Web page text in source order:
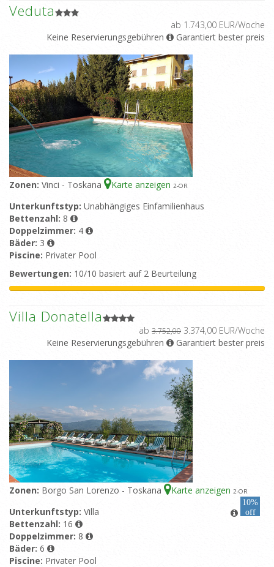
Veduta
ab 1.743,00 EUR/Woche
Keine Reservierungsgebühren
Garantiert bester preis
Zonen: Vinci - Toskana Karte anzeigen 2-OR
Unterkunftstyp: Unabhängiges Einfamilienhaus
Bettenzahl: 8
Doppelzimmer: 4
Bäder: 3
Piscine: Privater Pool
Bewertungen: 10/10 basiert auf 2 Beurteilung
Villa Donatella
ab 3.752,00 3.374,00 EUR/Woche
Keine Reservierungsgebühren
Garantiert bester preis
Zonen: Borgo San Lorenzo - Toskana Karte anzeigen 2-OR
10%
off
Unterkunftstyp: Villa
Bettenzahl: 16
Doppelzimmer: 8
Bäder: 6
Piscine: Privater Pool